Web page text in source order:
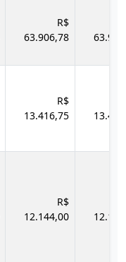
R$
63.906,78
R$
13.416,75
R$
12.144,00